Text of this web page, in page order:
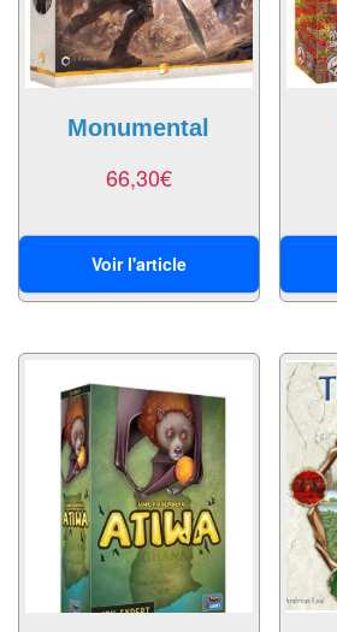
Pour
les
enfants
Pour
Pour
initiés
Pour
les
experts
En
solitaire
Pour
Monumental
66,30€
Voir l'article